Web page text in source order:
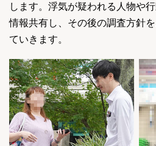
します。浮気が疑われる人物や
情報共有し、その後の調査方針
ていきます。